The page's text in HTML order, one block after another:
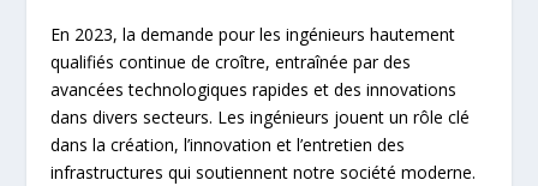
En 2023, la demande pour les ingénieurs hautement
qualifiés continue de croître, entraînée par des
avancées technologiques rapides et des innovations
dans divers secteurs. Les ingénieurs jouent un rôle clé
dans la création, l’innovation et l’entretien des
infrastructures qui soutiennent notre société moderne.